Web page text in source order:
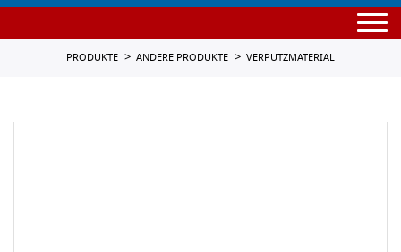
PRODUKTE ANDERE PRODUKTE VERPUTZMATERIAL